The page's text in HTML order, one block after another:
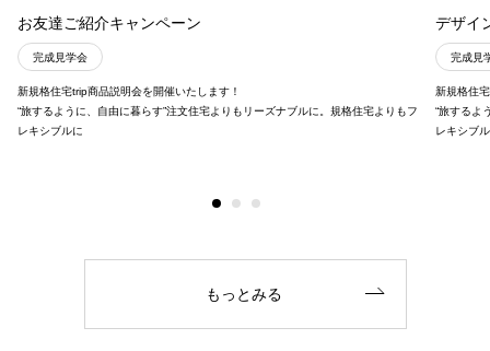
お友達ご紹介キャンペーン
完成見学会
新規格住宅trip商品説明会を開催いたします！
“旅するように、自由に暮らす”注文住宅よりもリーズナブルに。規格住宅よりもフ
レキシブルに
デザイ
完成見
新規格住
“旅するよ
レキシブ
もっとみる